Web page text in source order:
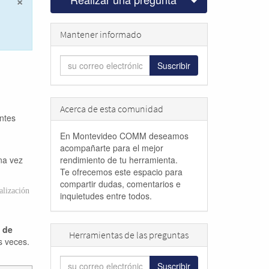
Cerrar
vez
de
veces.
Mantener informado
Suscribir
Acerca de esta comunidad
En Montevideo COMM deseamos
acompañarte para el mejor
rendimiento de tu herramienta.
Te ofrecemos este espacio para
compartir dudas, comentarios e
inquietudes entre todos.
Herramientas de las preguntas
Suscribir